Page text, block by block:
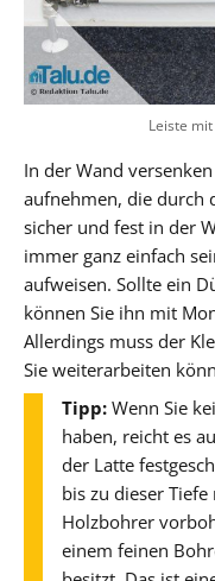
Leiste
In der Wand
aufnehmen, die durch
sicher und fest in der
immer ganz einfach
aufweisen. Sollte ein
können Sie ihn mit
Allerdings muss der
Sie weiterarbeiten
Tipp: Wenn Sie
haben, reicht es
der Latte
bis zu dieser
Holzbohrer
einem feinen